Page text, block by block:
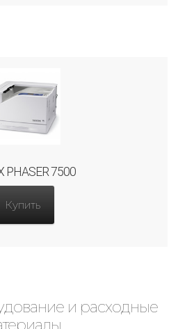
PHASER 7500
Купить
и расходные